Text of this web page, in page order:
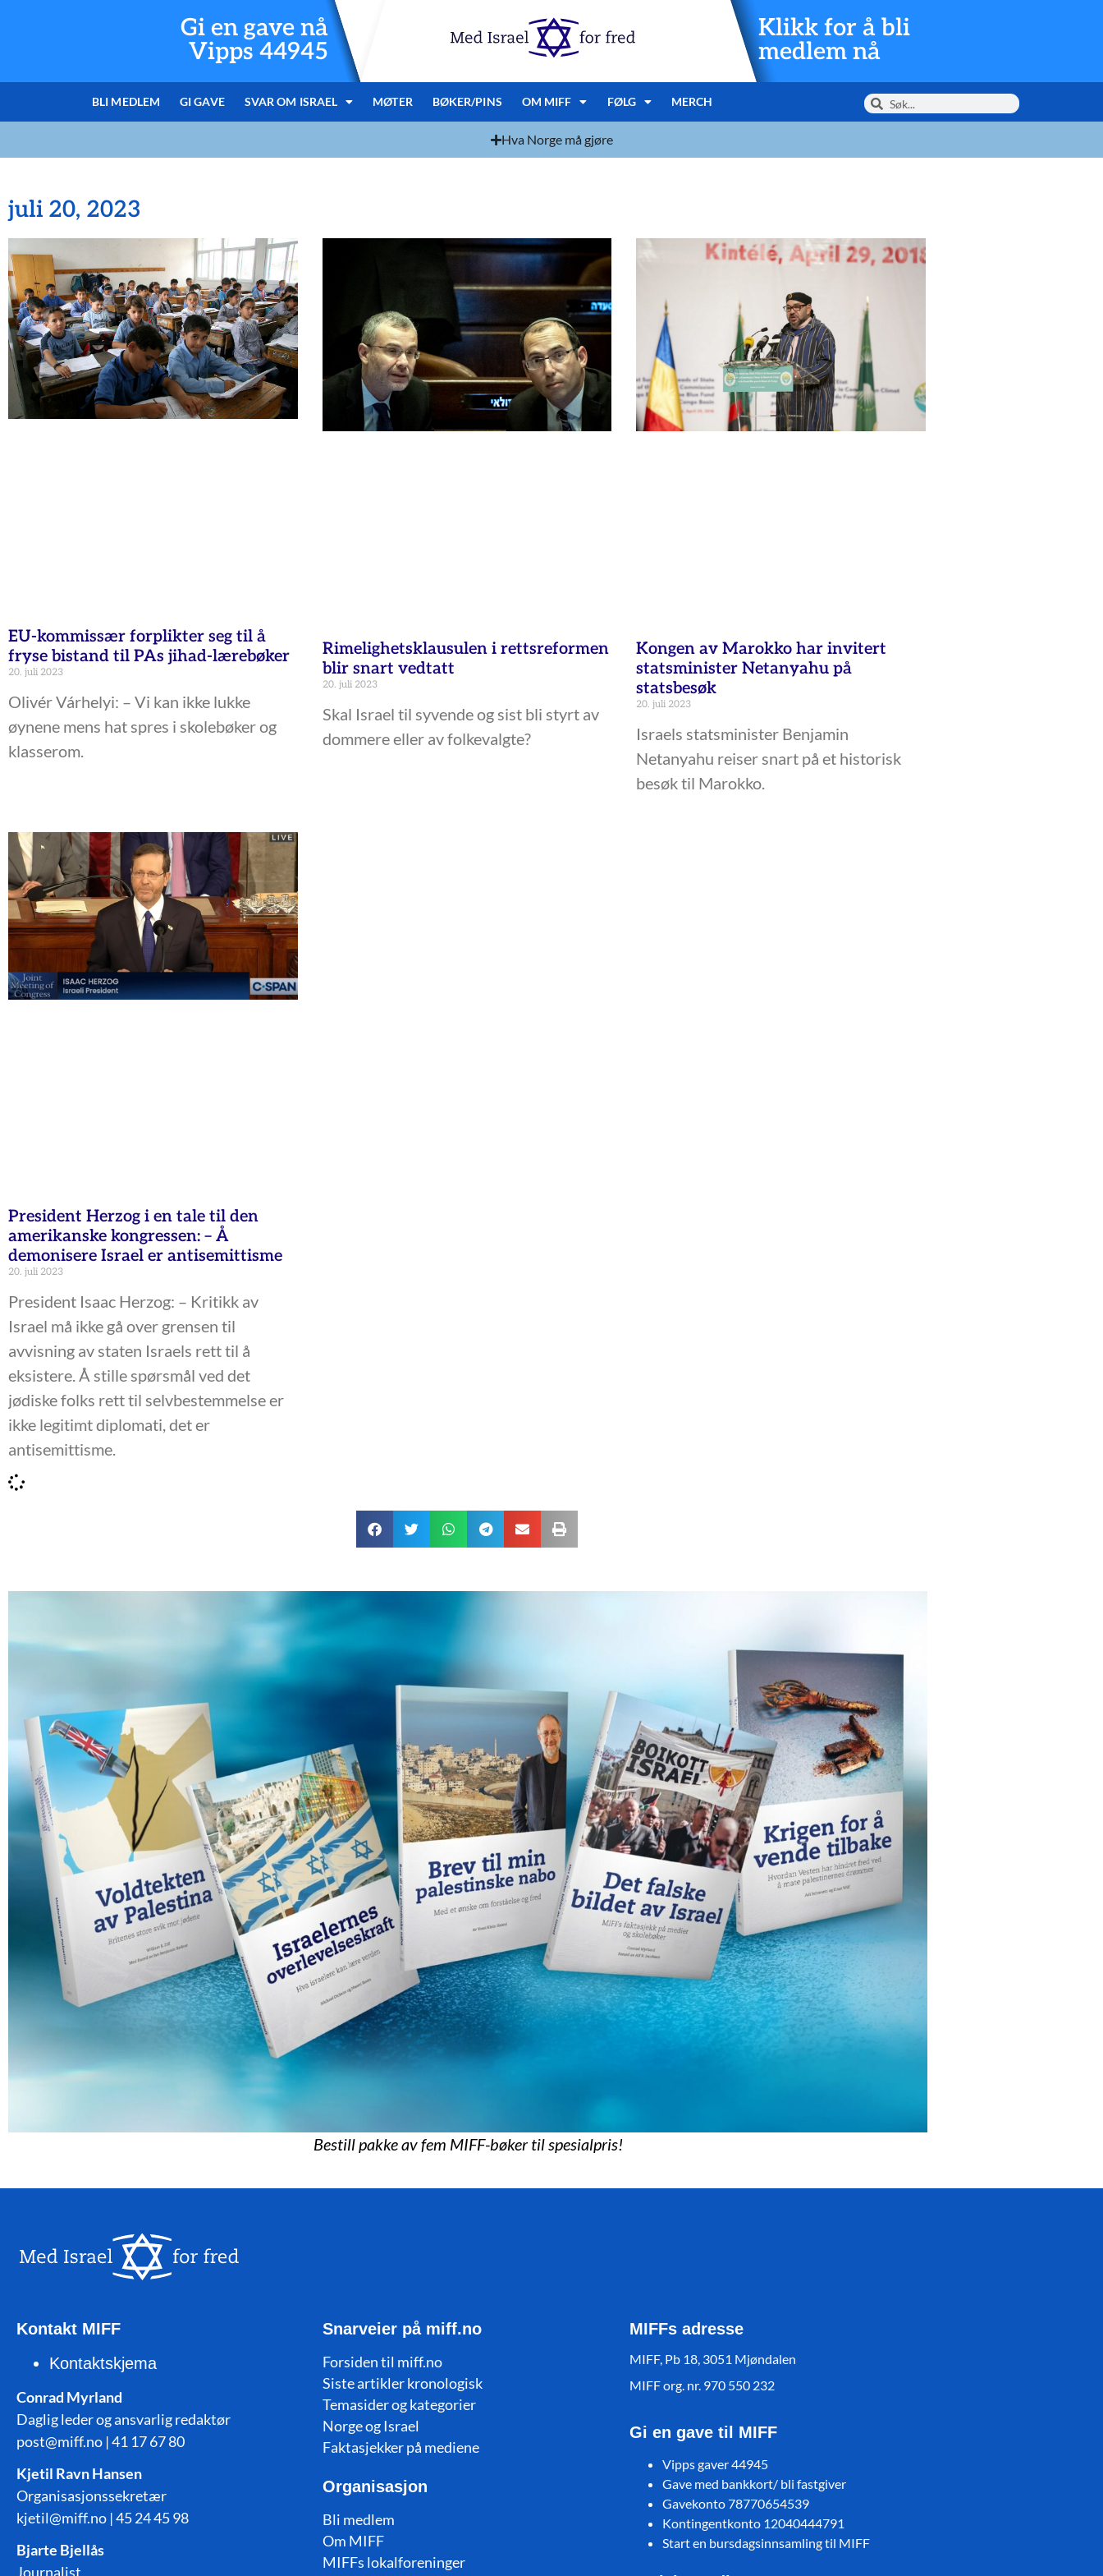
Gi en gave nå
Vipps 44945
Klikk for å bli
medlem nå
BLI MEDLEM GI GAVE SVAR OM ISRAEL MØTER BØKER/PINS OM MIFF FØLG MERCH
Hva Norge må gjøre
juli 20, 2023
EU-kommissær forplikter seg til å
fryse bistand til PAs jihad-lærebøker
20. juli 2023
Olivér Várhelyi: – Vi kan ikke lukke
øynene mens hat spres i skolebøker og
klasserom.
Rimelighetsklausulen i rettsreformen
blir snart vedtatt
20. juli 2023
Skal Israel til syvende og sist bli styrt av
dommere eller av folkevalgte?
Kongen av Marokko har invitert
statsminister Netanyahu på
statsbesøk
20. juli 2023
Israels statsminister Benjamin
Netanyahu reiser snart på et historisk
besøk til Marokko.
President Herzog i en tale til den
amerikanske kongressen: – Å
demonisere Israel er antisemittisme
20. juli 2023
President Isaac Herzog: – Kritikk av
Israel må ikke gå over grensen til
avvisning av staten Israels rett til å
eksistere. Å stille spørsmål ved det
jødiske folks rett til selvbestemmelse er
ikke legitimt diplomati, det er
antisemittisme.
Bestill pakke av fem MIFF-bøker til spesialpris!
Kontakt MIFF
Kontaktskjema
Conrad Myrland
Daglig leder og ansvarlig redaktør
post@miff.no | 41 17 67 80
Kjetil Ravn Hansen
Organisasjonssekretær
kjetil@miff.no | 45 24 45 98
Bjarte Bjellås
Journalist
Snarveier på miff.no
Forsiden til miff.no
Siste artikler kronologisk
Temasider og kategorier
Norge og Israel
Faktasjekker på mediene
Organisasjon
Bli medlem
Om MIFF
MIFFs lokalforeninger
MIFFs adresse
MIFF, Pb 18, 3051 Mjøndalen
MIFF org. nr. 970 550 232
Gi en gave til MIFF
Vipps gaver 44945
Gave med bankkort/ bli fastgiver
Gavekonto 78770654539
Kontingentkonto 12040444791
Start en bursdagsinnsamling til MIFF